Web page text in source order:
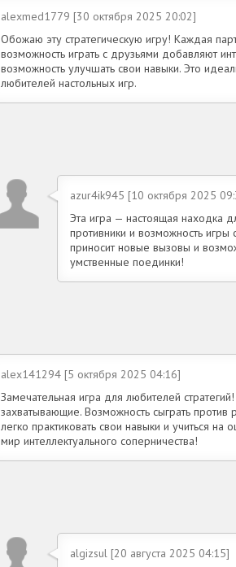
alexmed1779 [30 октября 2025 20:02]
Обожаю эту стратегическую игру! Каждая
возможность играть с друзьями добавляют
возможность улучшать свои навыки. Это
любителей настольных игр.
azur4ik945 [10 октября 2025
Эта игра — настоящая находка
противники и возможность
приносит новые вызовы и
умственные поединки!
alex141294 [5 октября 2025 04:16]
Замечательная игра для любителей
захватывающие. Возможность сыграть
легко практиковать свои навыки и учиться
мир интеллектуального соперничества!
algizsul [20 августа 2025 04:15]